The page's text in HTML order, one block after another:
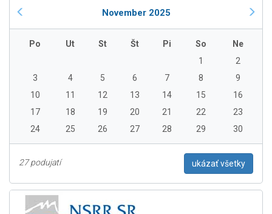
November 2025
Po Ut St Št Pi So
Ne
1
2
3
4 5 6 7 8
9
10
11 12 13 14 15
16
17
18 19 20 21 22
23
24
25 26 27 28 29 30
27 podujatí ukázať všetky